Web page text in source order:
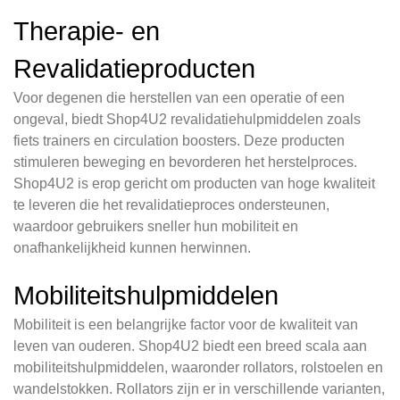
Therapie- en
Revalidatieproducten
Voor degenen die herstellen van een operatie of een
ongeval, biedt Shop4U2 revalidatiehulpmiddelen zoals
fiets trainers en circulation boosters. Deze producten
stimuleren beweging en bevorderen het herstelproces.
Shop4U2 is erop gericht om producten van hoge kwaliteit
te leveren die het revalidatieproces ondersteunen,
waardoor gebruikers sneller hun mobiliteit en
onafhankelijkheid kunnen herwinnen.
Mobiliteitshulpmiddelen
Mobiliteit is een belangrijke factor voor de kwaliteit van
leven van ouderen. Shop4U2 biedt een breed scala aan
mobiliteitshulpmiddelen, waaronder rollators, rolstoelen en
wandelstokken. Rollators zijn er in verschillende varianten,